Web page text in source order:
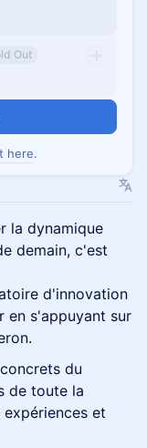
Out
here.
la dynamique
demain, c'est
d'innovation
en s'appuyant sur
du
de toute la
et